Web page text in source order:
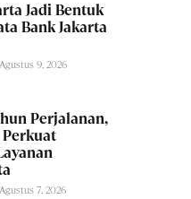
Jadi Bentuk
Bank Jakarta
Agustus 9, 2026
Perjalanan,
Agustus 7, 2026